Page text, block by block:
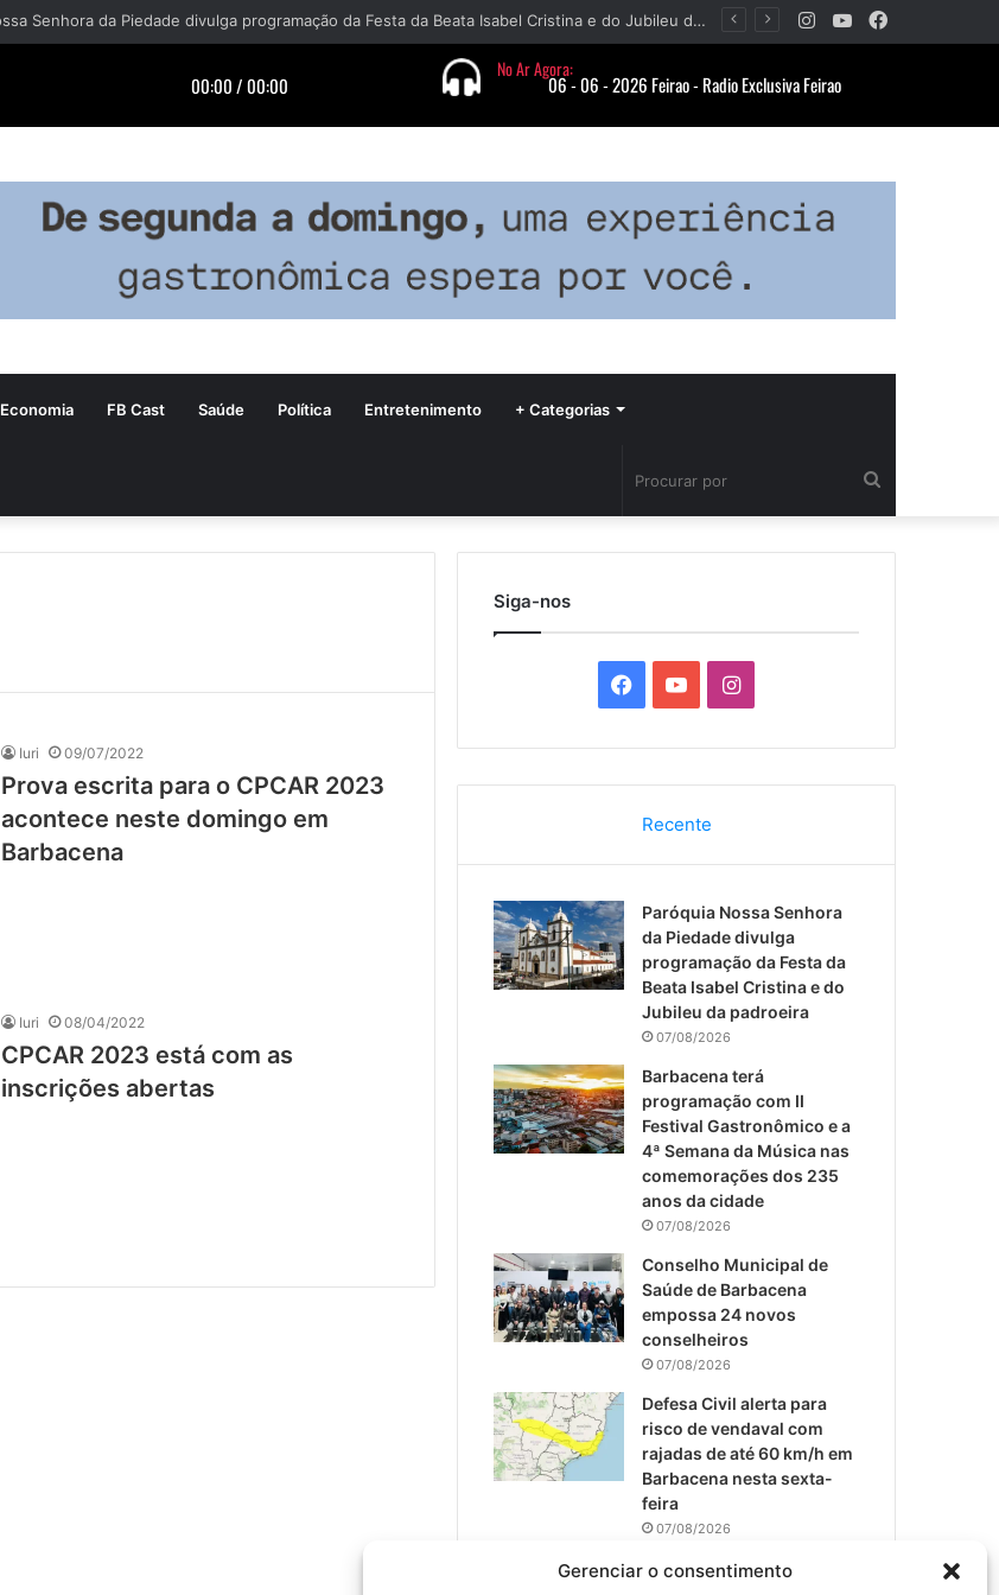
Gerenciar o consentimento
Paróquia Nossa Senhora da Piedade divulga programação da Festa da Beata Isabel Cristina e do Jubileu da padroeira YouTube
Instagram
Economia FB Cast Saúde Política Entretenimento + Categorias
por
Iuri 09/07/2022
Prova escrita para o CPCAR 2023
acontece neste domingo em
Barbacena
Iuri 08/04/2022
CPCAR 2023 está com as
inscrições abertas
Siga-nos
c
e
b
o
o
k
u
T
u
b
e
I
s
a
g
r
a
Recente
Paróquia Nossa Senhora
da Piedade divulga
programação da Festa da
Beata Isabel Cristina e do
Jubileu da padroeira
07/08/2026
Barbacena terá
programação com II
Festival Gastronômico e a
4ª Semana da Música nas
comemorações dos 235
anos da cidade
07/08/2026
Conselho Municipal de
Saúde de Barbacena
empossa 24 novos
conselheiros
07/08/2026
Defesa Civil alerta para
risco de vendaval com
rajadas de até 60 km/h em
Barbacena nesta sexta-
feira
07/08/2026
EPCAR tem a melhor nota